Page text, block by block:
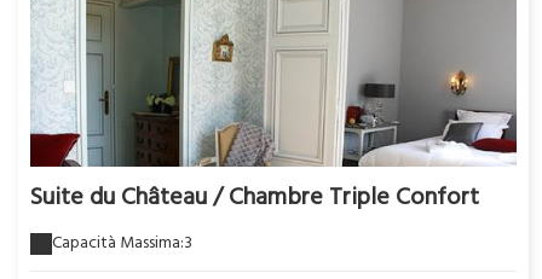
Suite du Château / Chambre Triple Confort
Capacità Massima:3